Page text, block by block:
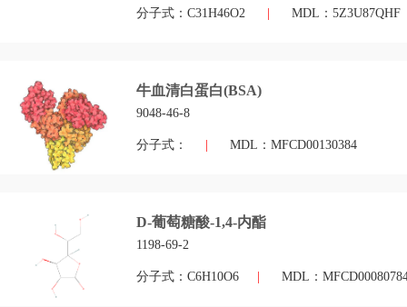
分子式：C31H46O2 MDL：5Z3U87QHF
牛血清白蛋白(BSA)
9048-46-8
分子式： MDL：MFCD00130384
D-葡萄糖酸-1,4-内酯
1198-69-2
分子式：C6H10O6 MDL：